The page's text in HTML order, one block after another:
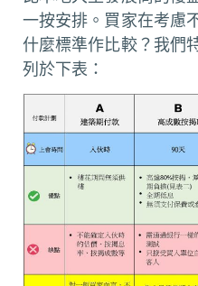
一按安排。買家在考慮
什麼標準作比較？我們
列於下表：